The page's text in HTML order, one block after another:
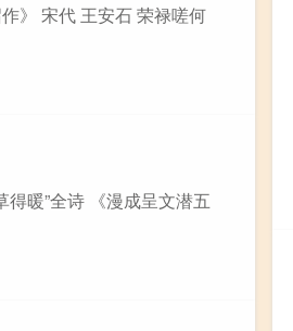
》 宋代 王安石 荣禄嗟何
得暖”全诗 《漫成呈文潜五